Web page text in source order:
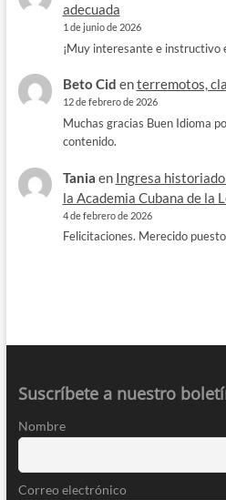
adecuada
1 de junio de 2026
¡Muy interesante e instructivo
Beto Cid enterremotos,
12 de febrero de 2026
Muchas gracias Buen Idioma
contenido.
Tania en Ingresa
la Academia Cubana de la
4 de febrero de 2026
Felicitaciones. Merecido
Suscríbete a nuestro
Nombre
Correo electrónico